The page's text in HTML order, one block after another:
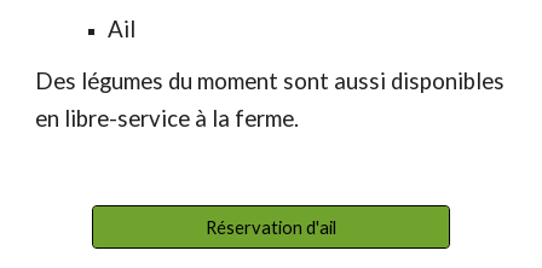
Ail
Des légumes du moment sont aussi disponibles
en libre-service à la ferme.
Réservation d'ail